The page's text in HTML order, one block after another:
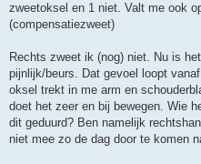
zweetoksel en 1 niet. Valt me ook
(compensatiezweet)
Rechts zweet ik (nog) niet. Nu is
pijnlijk/beurs. Dat gevoel loopt
oksel trekt in me arm en
doet het zeer en bij bewegen. Wie
dit geduurd? Ben namelijk
niet mee zo de dag door te komen